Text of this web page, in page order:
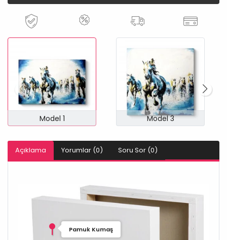
Model 1 Model 3
Açıklama Yorumlar (0) Soru Sor (0)
Pamuk Kumaş